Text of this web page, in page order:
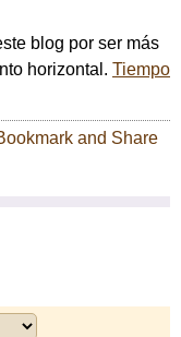
blog por ser más
horizontal. Tiempo